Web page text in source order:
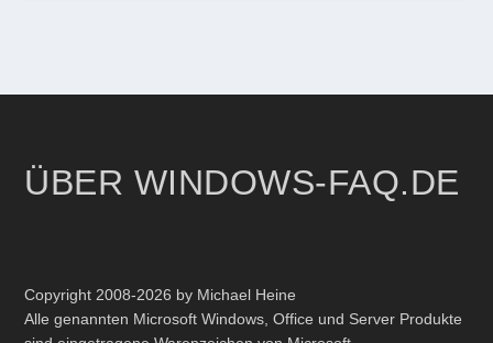
ÜBER WINDOWS-FAQ.DE
Copyright 2008-2026 by Michael Heine
Alle genannten Microsoft Windows, Office und Server Produkte